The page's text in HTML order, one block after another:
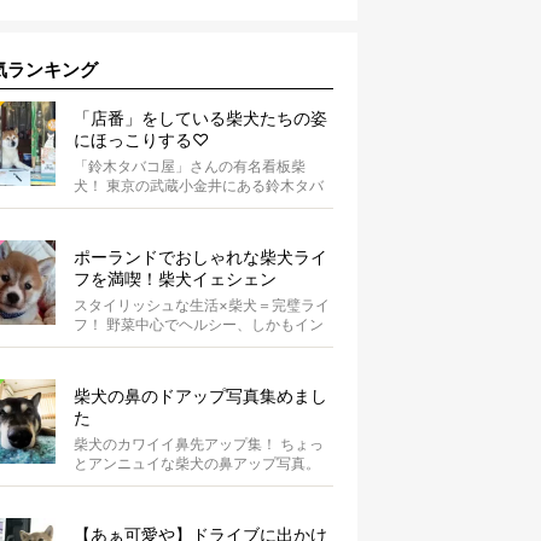
ランキング
「店番」をしている柴犬たちの姿
にほっこりする♡
「鈴木タバコ屋」さんの有名看板柴
犬！ 東京の武蔵小金井にある鈴木タバ
コ屋さん。その店先には有名な看板柴
ポーランドでおしゃれな柴犬ライ
フを満喫！柴犬イェシェン
スタイリッシュな生活×柴犬＝完璧ライ
フ！ 野菜中心でヘルシー、しかもイン
スタ映えするお料理を投稿しているア
柴犬の鼻のドアップ写真集めまし
た
柴犬のカワイイ鼻先アップ集！ ちょっ
とアンニュイな柴犬の鼻アップ写真。
何やら物思いにふけっているようで
【あぁ可愛や】ドライブに出かけ